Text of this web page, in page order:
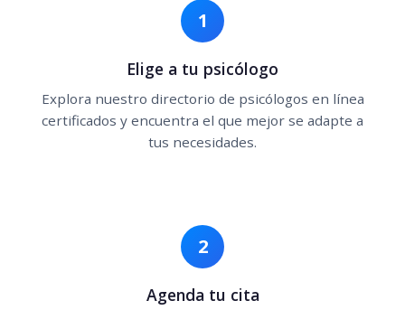
1
Elige a tu psicólogo
Explora nuestro directorio de psicólogos en línea
certificados y encuentra el que mejor se adapte a
tus necesidades.
2
Agenda tu cita